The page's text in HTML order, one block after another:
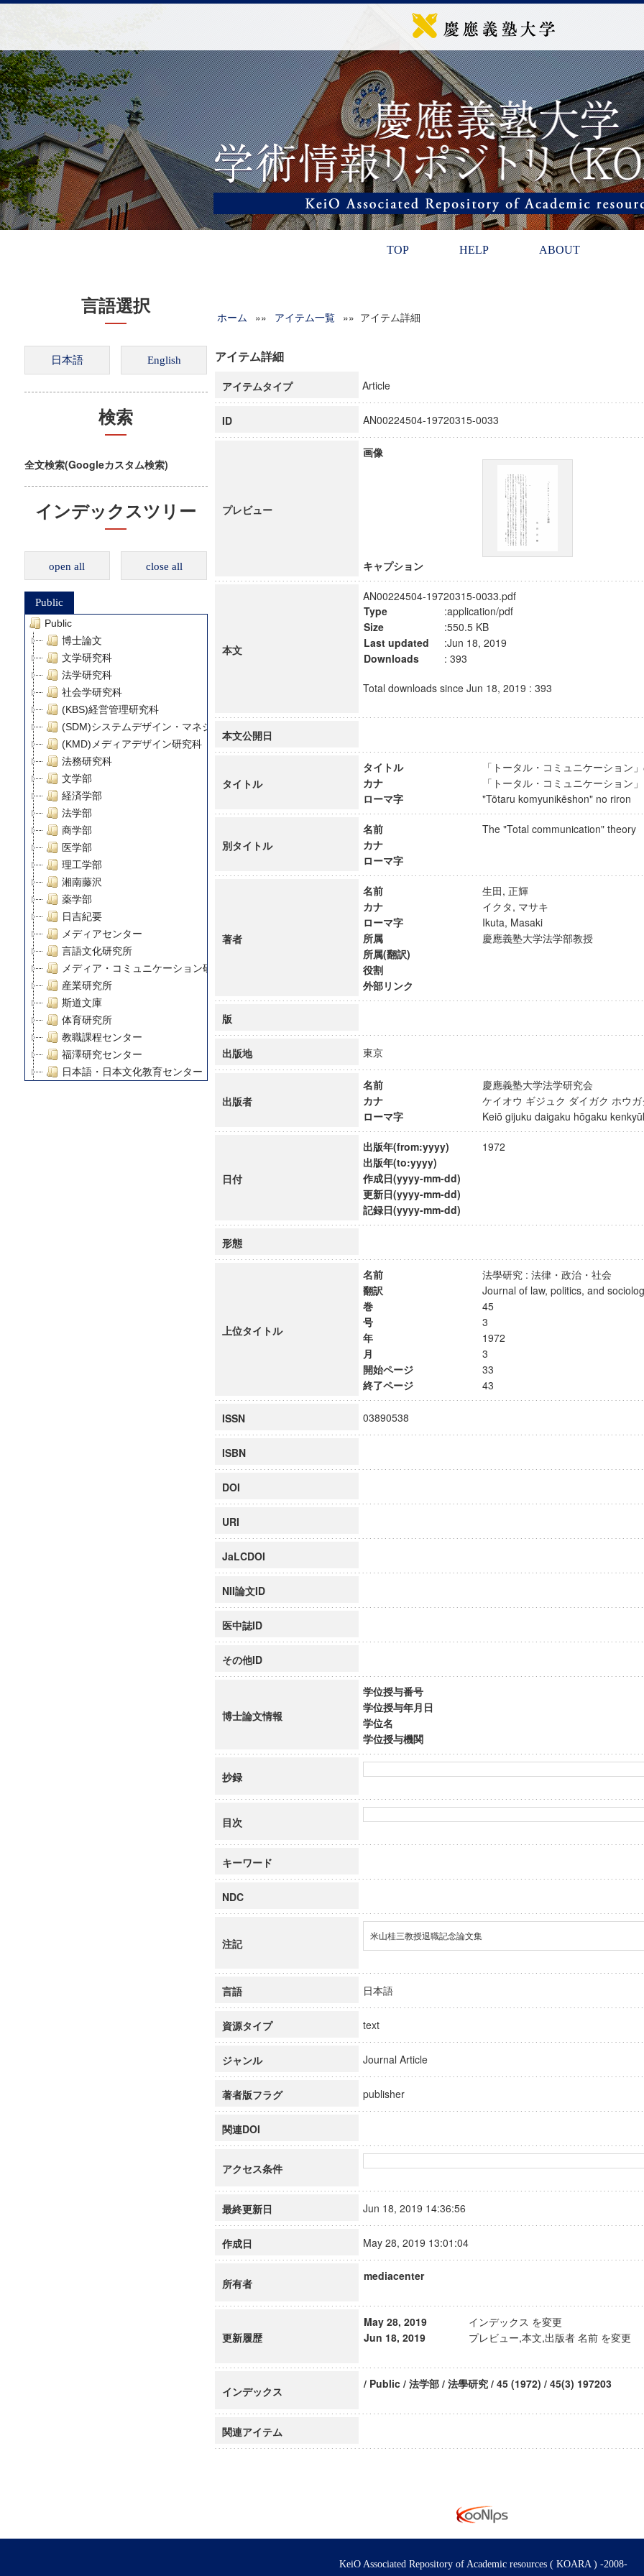
TOP HELP ABOUT
言語選択
検索
全文検索(Googleカスタム検索)
インデックスツリー
open all close all
Public
Public
博士論文
文学研究科
法学研究科
社会学研究科
(KBS)経営管理研究科
(SDM)システムデザイン・マネジメント研究科
(KMD)メディアデザイン研究科
法務研究科
文学部
経済学部
法学部
商学部
医学部
理工学部
湘南藤沢
薬学部
日吉紀要
メディアセンター
言語文化研究所
メディア・コミュニケーション研究所
産業研究所
斯道文庫
体育研究所
教職課程センター
福澤研究センター
日本語・日本文化教育センター
慶應義塾大学グローバルCOEプログラム市民社会ガバナンス教育研究センター
慶應義塾大学グローバルCOEプログラム論理と感性の先端的教育研究拠点
博士課程教育リーディングプログラム「超成熟社会発展のサイエンス」
ホーム »» アイテム一覧 »» アイテム詳細
アイテム詳細
アイテムタイプ Article
ID AN00224504-19720315-0033
プレビュー
画像
キャプション
本文
AN00224504-19720315-0033.pdf
Type
:application/pdf
Size
:550.5 KB
Last updated
:Jun 18, 2019
Downloads
: 393
Total downloads since Jun 18, 2019 : 393
本文公開日
タイトル
タイトル
「トータル・コミュニケーション
カナ
「トータル・コミュニケーション
ローマ字
"Tōtaru komyunikēshon" no riron
別タイトル
名前
The "Total communication" theory
カナ
ローマ字
著者
名前
生田, 正輝
カナ
イクタ, マサキ
ローマ字
Ikuta, Masaki
所属
慶應義塾大学法学部教授
所属(翻訳)
役割
外部リンク
版
出版地 東京
出版者
名前
慶應義塾大学法学研究会
カナ
ケイオウ ギジュク ダイガク ホウ
ローマ字
Keiō gijuku daigaku hōgaku
日付
出版年(from:yyyy)
1972
出版年(to:yyyy)
作成日(yyyy-mm-dd)
更新日(yyyy-mm-dd)
記録日(yyyy-mm-dd)
形態
上位タイトル
名前
法學研究 : 法律・政治・社会
翻訳
Journal of law, politics, and
巻
45
号
3
年
1972
月
3
開始ページ
33
終了ページ
43
ISSN 03890538
ISBN
DOI
URI
JaLCDOI
NII論文ID
医中誌ID
その他ID
博士論文情報
学位授与番号
学位授与年月日
学位名
学位授与機関
抄録
目次
キーワード
NDC
注記
米山桂三教授退職記念論文集
言語 日本語
資源タイプ text
ジャンル Journal Article
著者版フラグ publisher
関連DOI
アクセス条件
最終更新日 Jun 18, 2019 14:36:56
作成日 May 28, 2019 13:01:04
所有者
mediacenter
更新履歴
May 28, 2019
インデックス を変更
Jun 18, 2019
プレビュー,本文,出版者 名前 を変更
インデックス
/ Public / 法学部 / 法學研究 / 45 (1972) / 45(3) 197203
関連アイテム
KeiO Associated Repository of Academic resources ( KOARA ) -2008-